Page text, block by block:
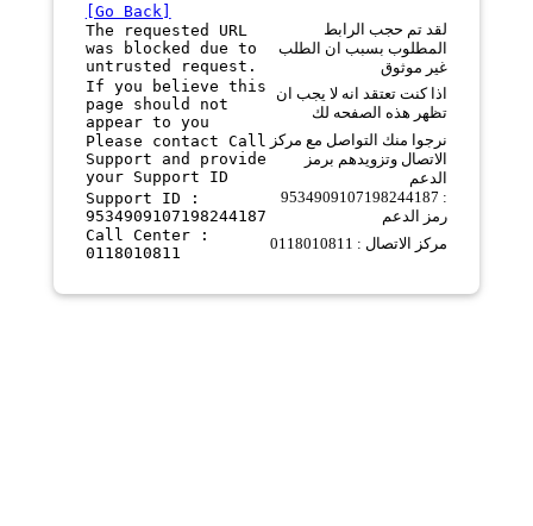
[Go Back]
The requested URL
was blocked due to
untrusted request.
لقد تم حجب الرابط
المطلوب بسبب ان الطلب
غير موثوق
If you believe this
page should not
appear to you
اذا كنت تعتقد انه لا يجب ان
تظهر هذه الصفحه لك
Please contact Call
Support and provide
your Support ID
نرجوا منك التواصل مع مركز
الاتصال وتزويدهم برمز
الدعم
Support ID :
9534909107198244187
9534909107198244187 :
رمز الدعم
Call Center :
0118010811
مركز الاتصال : 0118010811